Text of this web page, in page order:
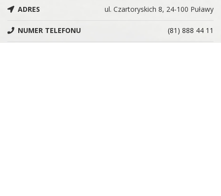
ADRES ul. Czartoryskich 8, 24-100 Puławy
NUMER TELEFONU (81) 888 44 11